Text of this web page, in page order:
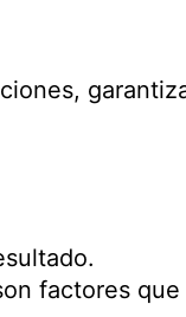
factores